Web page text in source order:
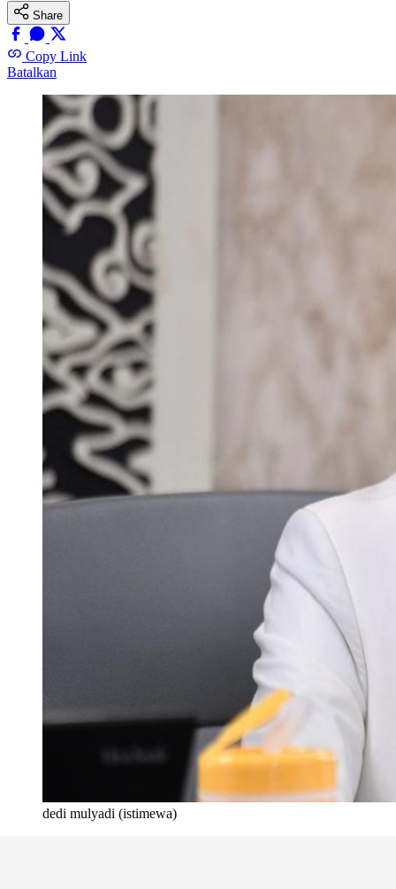
Share
Copy Link
Batalkan
dedi mulyadi (istimewa)